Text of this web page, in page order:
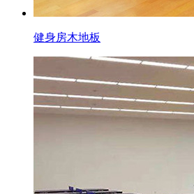
健身房木地板